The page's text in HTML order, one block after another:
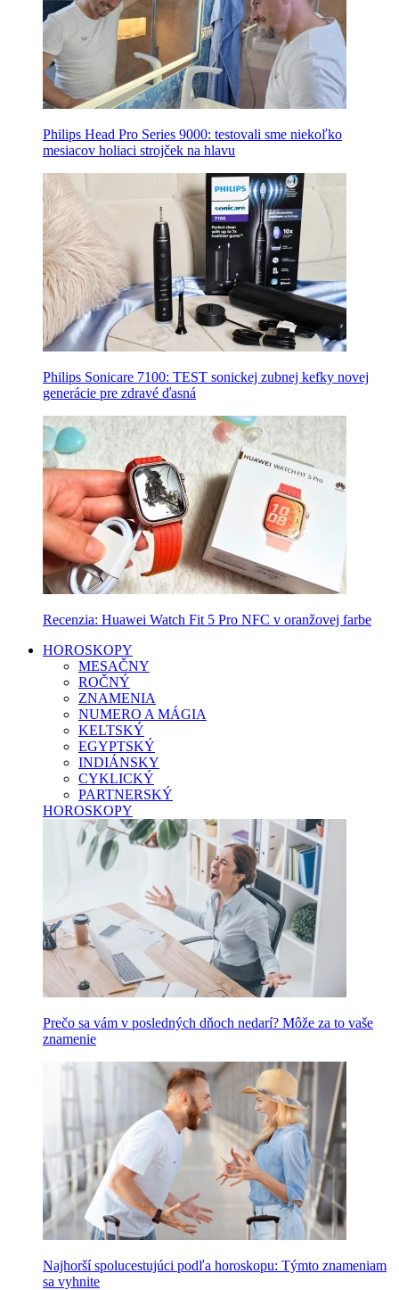
Philips Head Pro Series 9000: testovali sme niekoľko
mesiacov holiaci strojček na hlavu
Philips Sonicare 7100: TEST sonickej zubnej kefky novej
generácie pre zdravé ďasná
Recenzia: Huawei Watch Fit 5 Pro NFC v oranžovej farbe
HOROSKOPY
MESAČNY
ROČNÝ
ZNAMENIA
NUMERO A MÁGIA
KELTSKÝ
EGYPTSKÝ
INDIÁNSKY
CYKLICKÝ
PARTNERSKÝ
HOROSKOPY
Prečo sa vám v posledných dňoch nedarí? Môže za to vaše
znamenie
Najhorší spolucestujúci podľa horoskopu: Týmto znameniam
sa vyhnite